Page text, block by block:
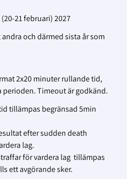
21 februari) 2027
och därmed sista år som
2x20 minuter rullande tid,
Timeout är godkänd.
tillämpas begränsad 5min
efter sudden death
lag.
för vardera lag tillämpas
ett avgörande sker.